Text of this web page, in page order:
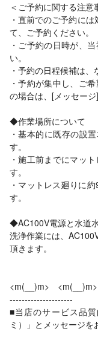
＜ご予約に関する注意
・直前でのご予約に
て、ご予約ください。
・ご予約の日時が、
い。
・予約の日程候補は、
・予約が集中し、ご
の場合は、[メッセージ
◆作業場所について
・基本的に既存の設
す。
・施工前までにマッ
す。
・マットレス廻りに
す。
◆AC100V電源と水道
洗浄作業には、
頂きます。
<m(__)m> <m(__)m>
---------------------
■当店のサービス品
ミ）」とメッセージを